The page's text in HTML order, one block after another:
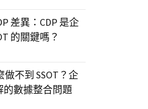
差異：CDP 是企
的關鍵嗎？
做不到 SSOT？企
的數據整合問題